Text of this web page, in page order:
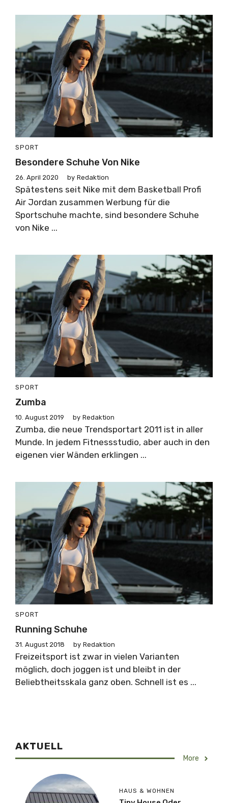
SPORT
Besondere Schuhe Von Nike
26. April 2020 by Redaktion
Spätestens seit Nike mit dem Basketball Profi
Air Jordan zusammen Werbung für die
Sportschuhe machte, sind besondere Schuhe
von Nike ...
SPORT
Zumba
10. August 2019 by Redaktion
Zumba, die neue Trendsportart 2011 ist in aller
Munde. In jedem Fitnessstudio, aber auch in den
eigenen vier Wänden erklingen ...
SPORT
Running Schuhe
31. August 2018 by Redaktion
Freizeitsport ist zwar in vielen Varianten
möglich, doch joggen ist und bleibt in der
Beliebtheitsskala ganz oben. Schnell ist es ...
AKTUELL
More
HAUS & WOHNEN